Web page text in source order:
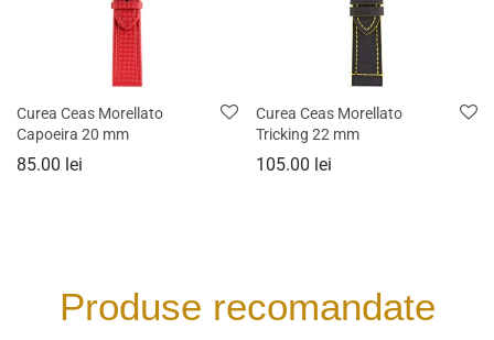
Curea Ceas Morellato
Capoeira 20 mm
85.00 lei
Curea Ceas Morellato
Tricking 22 mm
105.00 lei
Produse recomandate